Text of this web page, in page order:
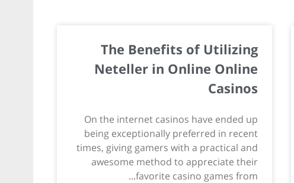
The Benefits of Utilizing
Neteller in Online Online
Casinos
On the internet casinos have ended up
being exceptionally preferred in recent
times, giving gamers with a practical and
awesome method to appreciate their
favorite casino games from...